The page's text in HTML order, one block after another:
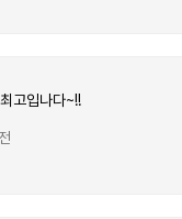
고입나다~!!